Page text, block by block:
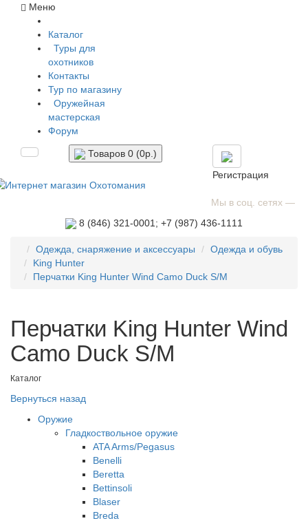
Меню
Каталог
Туры для
охотников
Контакты
Тур по магазину
Оружейная
мастерская
Форум
Товаров 0 (0р.)
Регистрация
Мы в соц. сетях —
8 (846) 321-0001; +7 (987) 436-1111
Одежда, снаряжение и аксессуары
Одежда и обувь
King Hunter
Перчатки King Hunter Wind Camo Duck S/M
Перчатки King Hunter Wind
Camo Duck S/M
Каталог
Вернуться назад
Оружие
Гладкоствольное оружие
ATA Arms/Pegasus
Benelli
Beretta
Bettinsoli
Blaser
Breda